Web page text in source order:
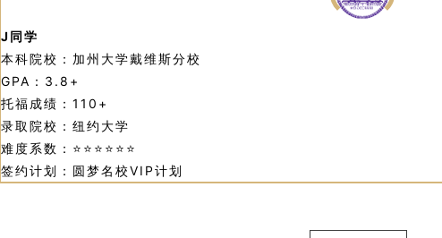
J同学
本科院校：加州大学戴维斯分校
GPA：3.8+
托福成绩：110+
录取院校：纽约大学
难度系数：⭐⭐⭐⭐⭐⭐
签约计划：圆梦名校VIP计划